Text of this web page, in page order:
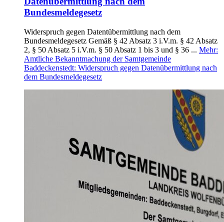
Bundesmeldegesetz
Widerspruch gegen Datentübermittlung nach dem
Bundesmeldegesetz Gemäß § 42 Absatz 3 i.V.m. § 42 Absatz
2, § 50 Absatz 5 i.V.m. § 50 Absatz 1 bis 3 und § 36 ... Mehr:
Amtliche Bekanntmachung der Samtgemeinde
Baddeckenstedt: Widerspruch gegen Datenübermittlung nach
dem Bundesmeldegesetz